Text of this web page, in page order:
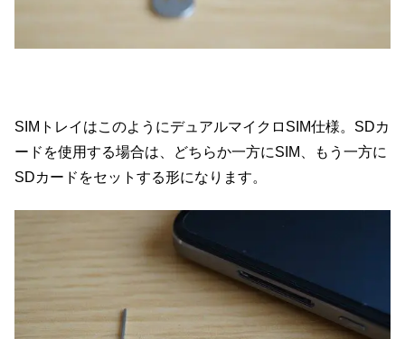
SIMトレイはこのようにデュアルマイクロSIM仕様。SDカ
ードを使用する場合は、どちらか一方にSIM、もう一方に
SDカードをセットする形になります。